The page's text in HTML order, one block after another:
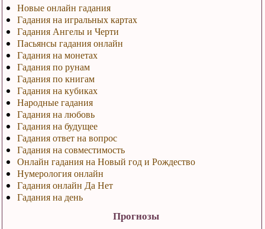
Новые онлайн гадания
Гадания на игральных картах
Гадания Ангелы и Черти
Пасьянсы гадания онлайн
Гадания на монетах
Гадания по рунам
Гадания по книгам
Гадания на кубиках
Народные гадания
Гадания на любовь
Гадания на будущее
Гадания ответ на вопрос
Гадания на совместимость
Онлайн гадания на Новый год и Рождество
Нумерология онлайн
Гадания онлайн Да Нет
Гадания на день
Прогнозы